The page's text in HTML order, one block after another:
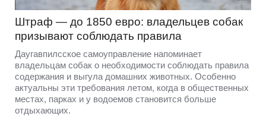
Штраф — до 1850 евро: владельцев собак
призывают соблюдать правила
Даугавпилсское самоуправление напоминает
владельцам собак о необходимости соблюдать правила
содержания и выгула домашних животных. Особенно
актуальны эти требования летом, когда в общественных
местах, парках и у водоемов становится больше
отдыхающих.